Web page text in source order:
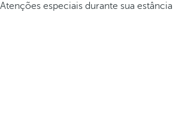
Atenções especiais durante sua estância